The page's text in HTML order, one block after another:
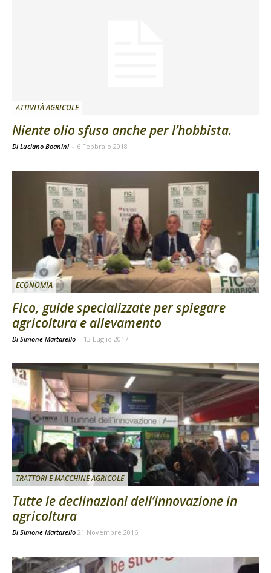
ATTIVITÀ AGRICOLE
Niente olio sfuso anche per l’hobbista.
Di Luciano Boanini - 6 Febbraio 2018
ECONOMIA
Fico, guide specializzate per spiegare
agricoltura e allevamento
Di Simone Martarello - 13 Luglio 2017
TRATTORI E MACCHINE AGRICOLE
Tutte le declinazioni dell’innovazione in
agricoltura
Di Simone Martarello 21 Novembre 2016